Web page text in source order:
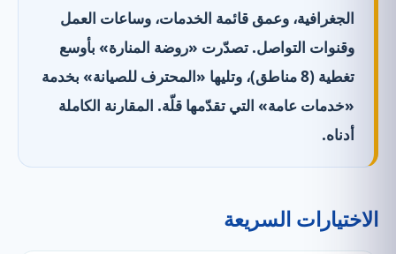
الجغرافية، وعمق قائمة الخدمات، وساعات العمل
وقنوات التواصل. تصدّرت «روضة المنارة» بأوسع
تغطية (8 مناطق)، وتليها «المحترف للصيانة» بخدمة
«خدمات عامة» التي تقدّمها قلّة. المقارنة الكاملة
أدناه.
الاختيارات السريعة